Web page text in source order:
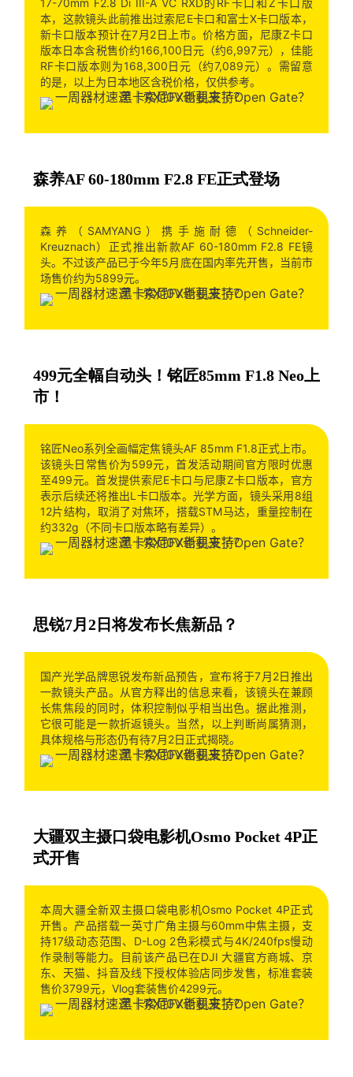
本，这款镜头此前推出过索尼E卡口和富士X卡口版本，
新卡口版本预计在7月2日上市。价格方面，尼康Z卡口
版本日本含税售价约166,100日元（约6,997元），佳能
RF卡口版本则为168,300日元（约7,089元）。需留意
的是，以上为日本地区含税价格，仅供参考。
森养AF 60-180mm F2.8 FE正式登场
森养（SAMYANG）携手施耐德（Schneider-
Kreuznach）正式推出新款AF 60-180mm F2.8 FE镜
头。不过该产品已于今年5月底在国内率先开售，当前市
场售价约为5899元。
499元全幅自动头！铭匠85mm F1.8 Neo上
市！
铭匠Neo系列全画幅定焦镜头AF 85mm F1.8正式上市。
该镜头日常售价为599元，首发活动期间官方限时优惠
至499元。首发提供索尼E卡口与尼康Z卡口版本，官方
表示后续还将推出L卡口版本。光学方面，镜头采用8组
12片结构，取消了对焦环，搭载STM马达，重量控制在
约332g（不同卡口版本略有差异）。
思锐7月2日将发布长焦新品？
国产光学品牌思锐发布新品预告，宣布将于7月2日推出
一款镜头产品。从官方释出的信息来看，该镜头在兼顾
长焦焦段的同时，体积控制似乎相当出色。据此推测，
它很可能是一款折返镜头。当然，以上判断尚属猜测，
具体规格与形态仍有待7月2日正式揭晓。
大疆双主摄口袋电影机Osmo Pocket 4P正
式开售
本周大疆全新双主摄口袋电影机Osmo Pocket 4P正式
开售。产品搭载一英寸广角主摄与60mm中焦主摄，支
持17级动态范围、D-Log 2色彩模式与4K/240fps慢动
作录制等能力。目前该产品已在DJI 大疆官方商城、京
东、天猫、抖音及线下授权体验店同步发售，标准套装
售价3799元，Vlog套装售价4299元。